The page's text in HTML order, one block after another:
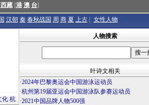
西藏[港 澳 台]
汉朝 秦 春秋战国 周 商 夏 上古 女性人物
化 杭
人物搜索
叶诗文相关
·2024年巴黎奥运会中国游泳运动员
·杭州第19届亚运会中国游泳队参赛运动员
·2021中国品牌人物500强